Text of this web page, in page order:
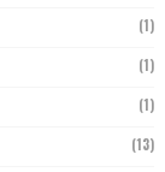
(1)
(1)
(1)
(13)